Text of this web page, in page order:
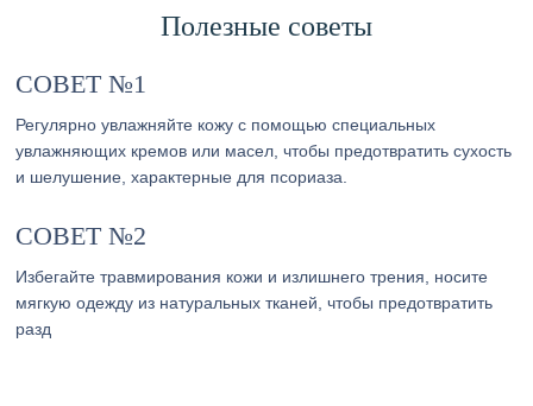
Полезные советы
СОВЕТ №1
Регулярно увлажняйте кожу с помощью специальных
увлажняющих кремов или масел, чтобы предотвратить сухость
и шелушение, характерные для псориаза.
СОВЕТ №2
Избегайте травмирования кожи и излишнего трения, носите
мягкую одежду из натуральных тканей, чтобы предотвратить
разд